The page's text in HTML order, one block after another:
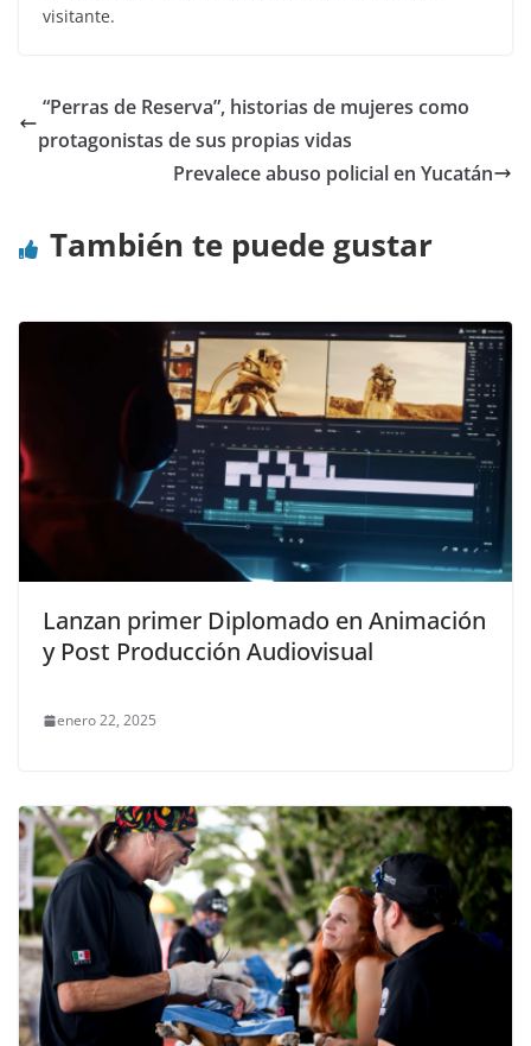
visitante.
“Perras de Reserva”, historias de mujeres como
protagonistas de sus propias vidas
Prevalece abuso policial en Yucatán
También te puede gustar
Lanzan primer Diplomado en Animación
y Post Producción Audiovisual
enero 22, 2025